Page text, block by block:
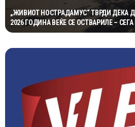
„ЖИВИОТ НОСТРАДАМУС“ ТВРДИ ДЕКА
2026 ГОДИНА ВЕЌЕ СЕ ОСТВАРИЛЕ –